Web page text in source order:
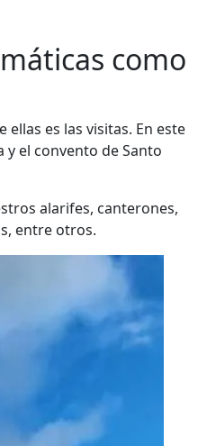
como
es las visitas. En este
y el convento de Santo
alarifes, canterones,
entre otros.